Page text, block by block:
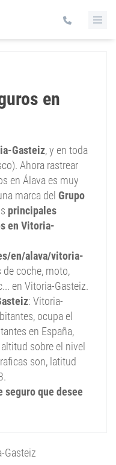
en
Gasteiz, y en toda
Ahora rastrear
en Álava es muy
marca del Grupo
principales
en Vitoria-
en/alava/vitoria-
de coche, moto,
en Vitoria-Gasteiz.
: Vitoria-
ocupa el
en España,
sobre el nivel
son, latitud
seguro que desee